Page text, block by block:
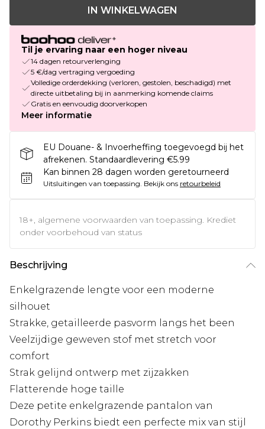
IN WINKELWAGEN
Til je ervaring naar een hoger niveau
14 dagen retourverlenging
5 €/dag vertraging vergoeding
Volledige orderdekking (verloren, gestolen, beschadigd) met
directe uitbetaling bij in aanmerking komende claims
Gratis en eenvoudig doorverkopen
Meer informatie
EU Douane- & Invoerheffing toegevoegd bij het
afrekenen. Standaardlevering €5.99
Kan binnen 28 dagen worden geretourneerd
Uitsluitingen van toepassing. Bekijk ons retourbeleid
18+, algemene voorwaarden van toepassing. Krediet
onder voorbehoud van status
Beschrijving
Enkelgrazende lengte voor een moderne
silhouet
Strakke, getailleerde pasvorm langs het been
Veelzijdige geweven stof met stretch voor
comfort
Strak gelijnd ontwerp met zijzakken
Flatterende hoge taille
Deze petite enkelgrazende pantalon van
Dorothy Perkins biedt een perfecte mix van stijl